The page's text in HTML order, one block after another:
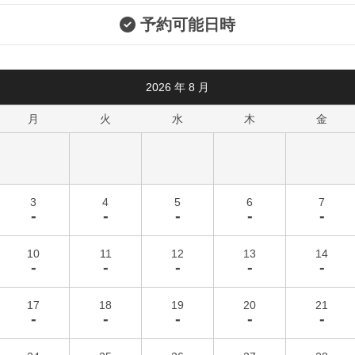
予約可能日時
2026 年 8 月
月 火 水 木 金
3
-
4
-
5
-
6
-
7
-
10
-
11
-
12
-
13
-
14
-
17
-
18
-
19
-
20
-
21
-